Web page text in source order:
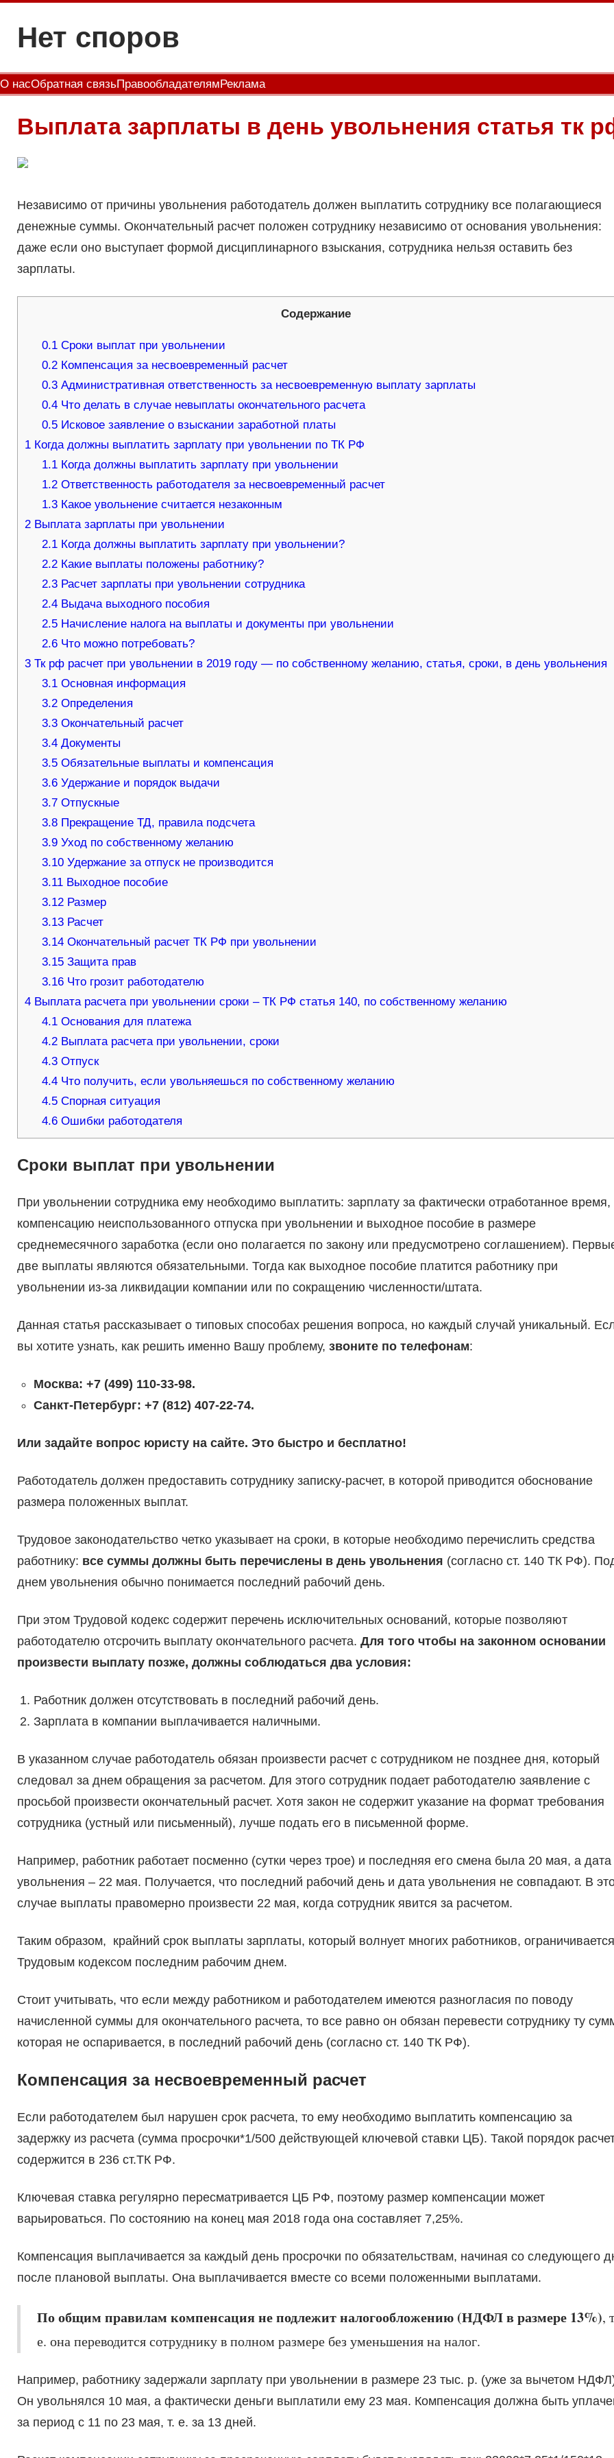
содержимому
Нет споров
О насОбратная связьПравообладателямРеклама
Выплата зарплаты в день увольнения статья тк
Независимо от причины увольнения работодатель должен выплатить сотруднику все полагающиеся
денежные суммы. Окончательный расчет положен сотруднику независимо от основания увольнения:
даже если оно выступает формой дисциплинарного взыскания, сотрудника нельзя оставить без
зарплаты.
Содержание
0.1 Сроки выплат при увольнении
0.2 Компенсация за несвоевременный расчет
0.3 Административная ответственность за несвоевременную выплату зарплаты
0.4 Что делать в случае невыплаты окончательного расчета
0.5 Исковое заявление о взыскании заработной платы
1Когда должны выплатить зарплату при увольнении по ТК РФ
1.1 Когда должны выплатить зарплату при увольнении
1.2 Ответственность работодателя за несвоевременный расчет
1.3 Какое увольнение считается незаконным
2Выплата зарплаты при увольнении
2.1 Когда должны выплатить зарплату при увольнении?
2.2 Какие выплаты положены работнику?
2.3 Расчет зарплаты при увольнении сотрудника
2.4 Выдача выходного пособия
2.5 Начисление налога на выплаты и документы при увольнении
2.6 Что можно потребовать?
3Тк рф расчет при увольнении в 2019 году — по собственному желанию, статья, сроки, в день увольнения
3.1 Основная информация
3.2 Определения
3.3 Окончательный расчет
3.4 Документы
3.5 Обязательные выплаты и компенсация
3.6 Удержание и порядок выдачи
3.7 Отпускные
3.8 Прекращение ТД, правила подсчета
3.9 Уход по собственному желанию
3.10 Удержание за отпуск не производится
3.11 Выходное пособие
3.12 Размер
3.13 Расчет
3.14 Окончательный расчет ТК РФ при увольнении
3.15 Защита прав
3.16 Что грозит работодателю
4Выплата расчета при увольнении сроки – ТК РФ статья 140, по собственному желанию
4.1 Основания для платежа
4.2 Выплата расчета при увольнении, сроки
4.3 Отпуск
4.4 Что получить, если увольняешься по собственному желанию
4.5 Спорная ситуация
4.6 Ошибки работодателя
Сроки выплат при увольнении
При увольнении сотрудника ему необходимо выплатить: зарплату за фактически отработанное время,
компенсацию неиспользованного отпуска при увольнении и выходное пособие в размере
среднемесячного заработка (если оно полагается по закону или предусмотрено соглашением).
две выплаты являются обязательными. Тогда как выходное пособие платится работнику при
увольнении из-за ликвидации компании или по сокращению численности/штата.
Данная статья рассказывает о типовых способах решения вопроса, но каждый случай уникальный.
вы хотите узнать, как решить именно Вашу проблему, звоните по телефонам:
Москва: +7 (499) 110-33-98.
Санкт-Петербург: +7 (812) 407-22-74.
Или задайте вопрос юристу на сайте. Это быстро и бесплатно!
Работодатель должен предоставить сотруднику записку-расчет, в которой приводится обоснование
размера положенных выплат.
Трудовое законодательство четко указывает на сроки, в которые необходимо перечислить средства
работнику: все суммы должны быть перечислены в день увольнения (согласно ст. 140 ТК РФ).
днем увольнения обычно понимается последний рабочий день.
При этом Трудовой кодекс содержит перечень исключительных оснований, которые позволяют
работодателю отсрочить выплату окончательного расчета. Для того чтобы на законном основании
произвести выплату позже, должны соблюдаться два условия:
Работник должен отсутствовать в последний рабочий день.
Зарплата в компании выплачивается наличными.
В указанном случае работодатель обязан произвести расчет с сотрудником не позднее дня, который
следовал за днем обращения за расчетом. Для этого сотрудник подает работодателю заявление с
просьбой произвести окончательный расчет. Хотя закон не содержит указание на формат требования
сотрудника (устный или письменный), лучше подать его в письменной форме.
Например, работник работает посменно (сутки через трое) и последняя его смена была 20 мая, а дата
увольнения – 22 мая. Получается, что последний рабочий день и дата увольнения не совпадают. В
случае выплаты правомерно произвести 22 мая, когда сотрудник явится за расчетом.
Таким образом, крайний срок выплаты зарплаты, который волнует многих работников, ограничивается
Трудовым кодексом последним рабочим днем.
Стоит учитывать, что если между работником и работодателем имеются разногласия по поводу
начисленной суммы для окончательного расчета, то все равно он обязан перевести сотруднику ту
которая не оспаривается, в последний рабочий день (согласно ст. 140 ТК РФ).
Компенсация за несвоевременный расчет
Если работодателем был нарушен срок расчета, то ему необходимо выплатить компенсацию за
задержку из расчета (сумма просрочки*1/500 действующей ключевой ставки ЦБ). Такой порядок
содержится в 236 ст.ТК РФ.
Ключевая ставка регулярно пересматривается ЦБ РФ, поэтому размер компенсации может
варьироваться. По состоянию на конец мая 2018 года она составляет 7,25%.
Компенсация выплачивается за каждый день просрочки по обязательствам, начиная со следующего
после плановой выплаты. Она выплачивается вместе со всеми положенными выплатами.
По общим правилам компенсация не подлежит налогообложению (НДФЛ в размере 13%),
е. она переводится сотруднику в полном размере без уменьшения на налог.
Например, работнику задержали зарплату при увольнении в размере 23 тыс. р. (уже за вычетом
Он увольнялся 10 мая, а фактически деньги выплатили ему 23 мая. Компенсация должна быть
за период с 11 по 23 мая, т. е. за 13 дней.